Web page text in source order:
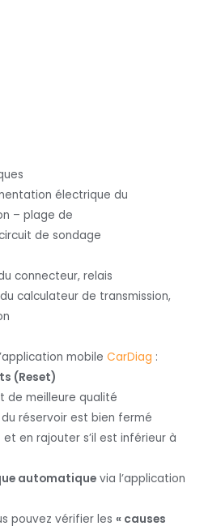
électrique du
– plage de
de sondage
connecteur, relais
calculateur de transmission,
mobileCarDiag :
(Reset)
de meilleure qualité
réservoir est bien fermé
et en rajouter s’il est inférieur à
automatique via l’application
pouvez vérifier les« causes